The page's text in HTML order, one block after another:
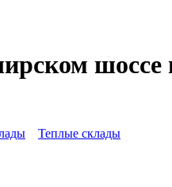
шоссе
Теплые склады